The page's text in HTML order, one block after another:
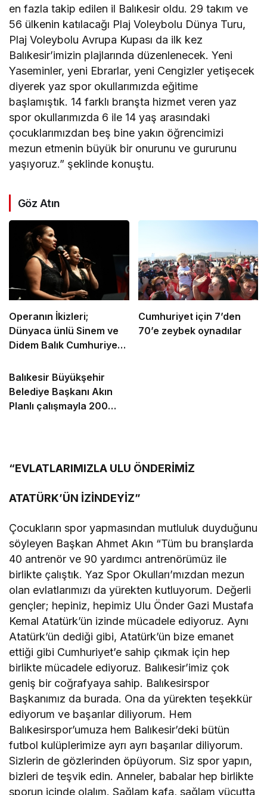
en fazla takip edilen il Balıkesir oldu. 29 takım ve
56 ülkenin katılacağı Plaj Voleybolu Dünya Turu,
Plaj Voleybolu Avrupa Kupası da ilk kez
Balıkesir’imizin plajlarında düzenlenecek. Yeni
Yaseminler, yeni Ebrarlar, yeni Cengizler yetişecek
diyerek yaz spor okullarımızda eğitime
başlamıştık. 14 farklı branşta hizmet veren yaz
spor okullarımızda 6 ile 14 yaş arasındaki
çocuklarımızdan beş bine yakın öğrencimizi
mezun etmenin büyük bir onurunu ve gururunu
yaşıyoruz.” şeklinde konuştu.
Göz Atın
Operanın İkizleri;
Dünyaca ünlü Sinem ve
Didem Balık Cumhuriyet
Cumhuriyet için 7’den
70’e zeybek oynadılar
Balıkesir Büyükşehir
Belediye Başkanı Akın
Planlı çalışmayla 200
“EVLATLARIMIZLA ULU ÖNDERİMİZ
ATATÜRK’ÜN İZİNDEYİZ”
Çocukların spor yapmasından mutluluk duyduğunu
söyleyen Başkan Ahmet Akın “Tüm bu branşlarda
40 antrenör ve 90 yardımcı antrenörümüz ile
birlikte çalıştık. Yaz Spor Okulları’mızdan mezun
olan evlatlarımızı da yürekten kutluyorum. Değerli
gençler; hepiniz, hepimiz Ulu Önder Gazi Mustafa
Kemal Atatürk’ün izinde mücadele ediyoruz. Aynı
Atatürk’ün dediği gibi, Atatürk’ün bize emanet
ettiği gibi Cumhuriyet’e sahip çıkmak için hep
birlikte mücadele ediyoruz. Balıkesir’imiz çok
geniş bir coğrafyaya sahip. Balıkesirspor
Başkanımız da burada. Ona da yürekten teşekkür
ediyorum ve başarılar diliyorum. Hem
Balıkesirspor’umuza hem Balıkesir’deki bütün
futbol kulüplerimize ayrı ayrı başarılar diliyorum.
Sizlerin de gözlerinden öpüyorum. Siz spor yapın,
bizleri de teşvik edin. Anneler, babalar hep birlikte
sporun içinde olalım. Sağlam kafa, sağlam vücutta